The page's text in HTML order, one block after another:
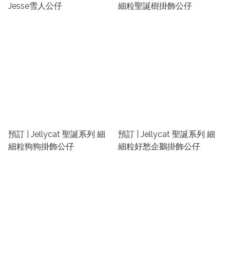
Jesse雪人公仔
細粒聖誕樹掛飾公仔
預訂 | Jellycat 聖誕系列 細
細粒狗狗掛飾公仔
預訂 | Jellycat 聖誕系列 細
細粒好愁企鵝掛飾公仔